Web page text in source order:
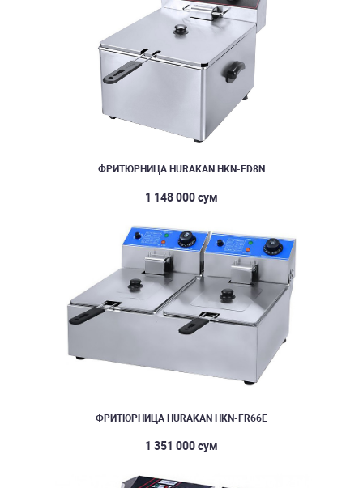
ФРИТЮРНИЦА HURAKAN HKN-FD8N
1 148 000 сум
ФРИТЮРНИЦА HURAKAN HKN-FR66E
1 351 000 сум